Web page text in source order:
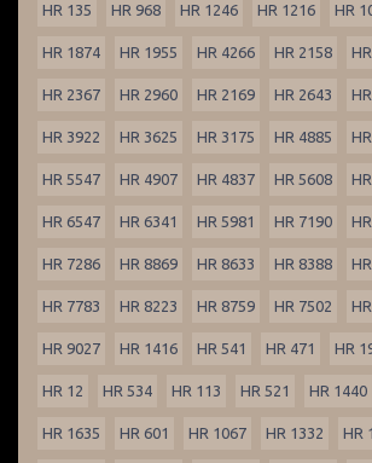
HR 135 HR 968 HR 1246 HR 1216 HR
HR 1874 HR 1955 HR 4266 HR 2158
HR 2367 HR 2960 HR 2169 HR 2643
HR 3922 HR 3625 HR 3175 HR 4885
HR 5547 HR 4907 HR 4837 HR 5608
HR 6547 HR 6341 HR 5981 HR 7190
HR 7286 HR 8869 HR 8633 HR 8388
HR 7783 HR 8223 HR 8759 HR 7502
HR 9027 HR 1416 HR 541 HR 471 HR
HR 12 HR 534 HR 113 HR 521 HR 1440
HR 1635 HR 601 HR 1067 HR 1332 HR